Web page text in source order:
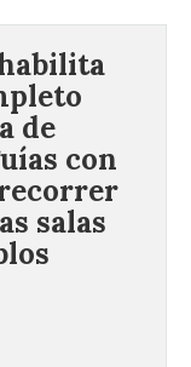
de
con
salas